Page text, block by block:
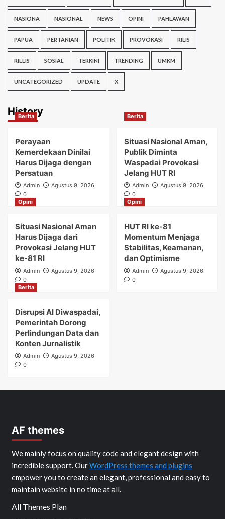
NASIONA NASIONAL NEWS OPINI PAHLAWAN
PAPUA PERTANIAN POLITIK PROVOKASI RILIS
RILLIS SOSIAL TERKINI TRENDING UMKM
UNCATEGORIZED UPDATE X
History
Berita
Perayaan
Kemerdekaan Dinilai
Harus Dijaga dengan
Persatuan
Admin
Agustus 9, 2026
0
Berita
Situasi Nasional Aman,
Publik Diminta
Waspadai Provokasi
Jelang HUT RI
Admin
Agustus 9, 2026
0
Opini
Situasi Nasional Aman
Harus Dijaga dari
Provokasi Jelang HUT
ke-81 RI
Admin
Agustus 9, 2026
0
Opini
HUT RI ke-81
Momentum Menjaga
Stabilitas, Keamanan,
dan Optimisme
Admin
Agustus 9, 2026
0
Berita
Disrupsi AI Diwaspadai,
Pemerintah Dorong
Perlindungan Data dan
Konten Jurnalistik
Admin
Agustus 9, 2026
0
AF themes
We mainly focus on quality code and elegant design with
incredible support. OurWordPress themes and plugins
empower you to create an elegant, professional and easy to
maintain website in no time at all.
All Themes Plan